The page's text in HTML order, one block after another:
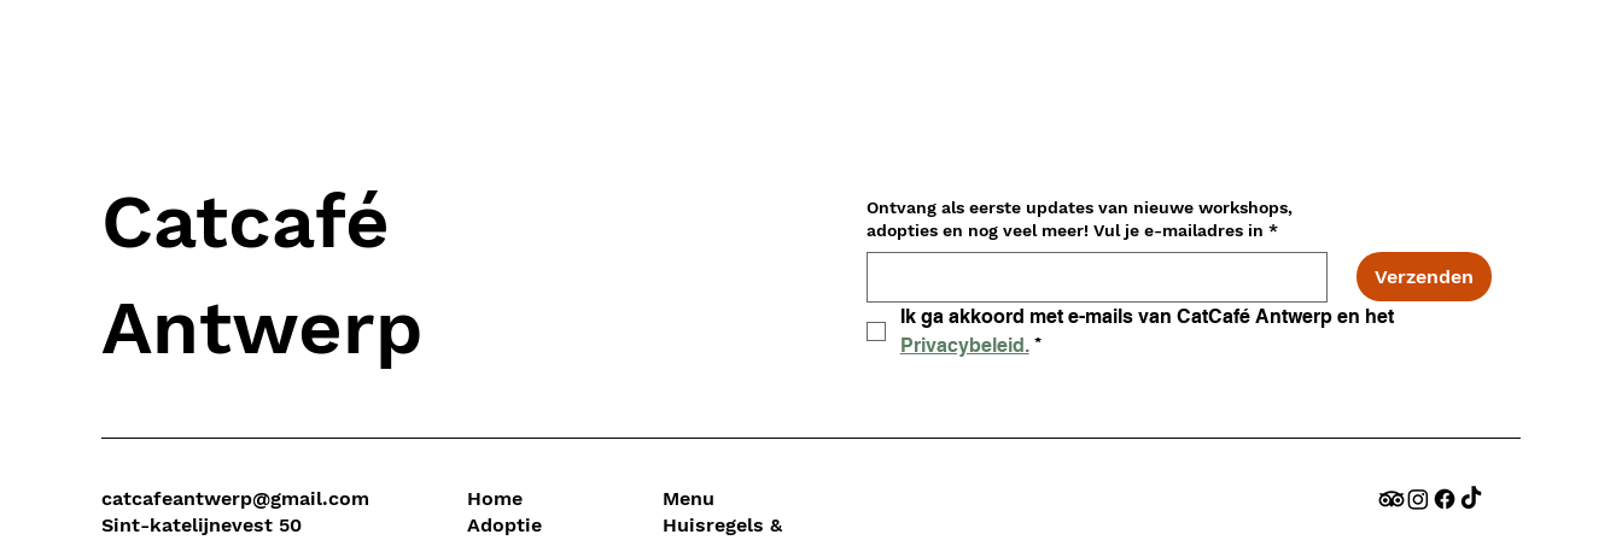
Catcafé
Antwerp
Ontvang als eerste updates van nieuwe workshops,
adopties en nog veel meer! Vul je e-mailadres in *
Verzenden
Ik ga akkoord met e-mails van CatCafé Antwerp en het
Privacybeleid. *
catcafeantwerp@gmail.com
Sint-katelijnevest 50
Home
Adoptie
Menu
Huisregels &